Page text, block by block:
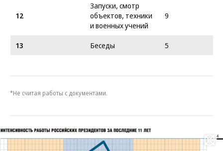
12
Запуски, смотр
объектов, техники
и военных учений
9
13 Беседы 5
*Не считая работы с документами.